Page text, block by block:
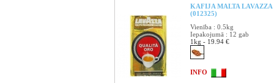
KAFIJA MALTA
(012325)
Vienība : 0.5kg
Iepakojumā : 12 gab
1kg - 19.94 €
INFO